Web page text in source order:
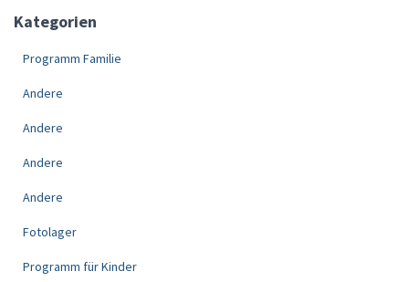
Kategorien
Programm Familie
Andere
Andere
Andere
Andere
Fotolager
Programm für Kinder